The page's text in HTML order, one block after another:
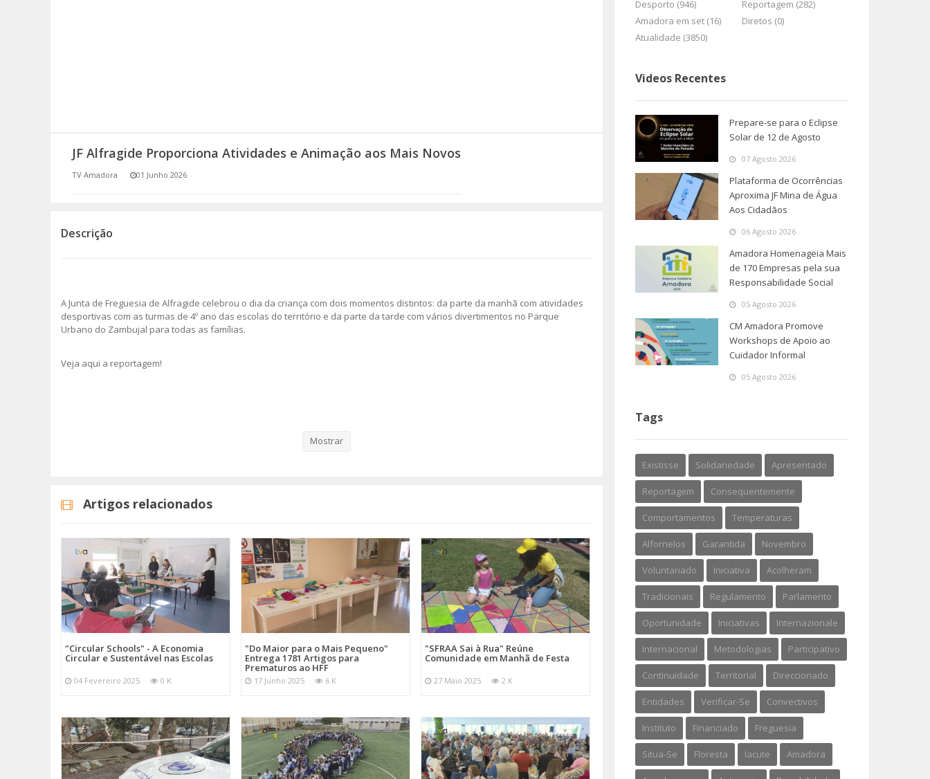
(RE) PENSAMENTOS
JF Alfragide Proporciona Atividades e Animação aos Mais Novos
TV Amadora 01 Junho 2026
Descrição
A Junta de Freguesia de Alfragide celebrou o dia da criança com dois momentos distintos: da parte da manhã com atividades
desportivas com as turmas de 4º ano das escolas do território e da parte da tarde com vários divertimentos no Parque
Urbano do Zambujal para todas as famílias.
Veja aqui a reportagem!
Mostrar
Artigos relacionados
"Circular Schools" - A Economia
Circular e Sustentável nas Escolas
04 Fevereiro 2025 0 K
"Do Maior para o Mais Pequeno"
Entrega 1781 Artigos para
Prematuros ao HFF
17 Junho 2025 6 K
"SFRAA Sai à Rua" Reúne
Comunidade em Manhã de Festa
27 Maio 2025 2 K
Desporto (946)
Reportagem (282)
Amadora em set (16)
Diretos (0)
Atualidade (3850)
Videos Recentes
Prepare-se para o Eclipse
Solar de 12 de Agosto
07 Agosto 2026
Plataforma de Ocorrências
Aproxima JF Mina de Água
Aos Cidadãos
06 Agosto 2026
Amadora Homenageia Mais
de 170 Empresas pela sua
Responsabilidade Social
05 Agosto 2026
CM Amadora Promove
Workshops de Apoio ao
Cuidador Informal
05 Agosto 2026
Tags
Existisse Solidariedade Apresentado
Reportagem Consequentemente
Comportamentos Temperaturas
Alfornelos Garantida Novembro
Voluntariado Iniciativa Acolheram
Tradicionais Regulamento Parlamento
Oportunidade Iniciativas Internazionale
Internacional Metodologias Participativo
Continuidade Territorial Direccionado
Entidades Verificar-Se Convectivos
Instituto Financiado Freguesia
Situa-Se Floresta Iacute Amadora